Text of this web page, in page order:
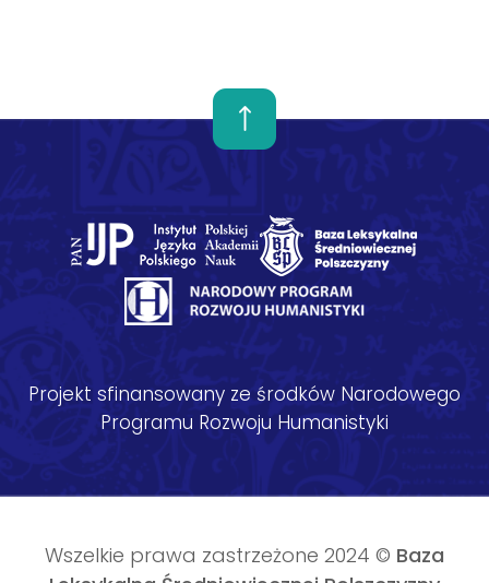
Projekt sfinansowany ze środków Narodowego
Programu Rozwoju Humanistyki
Wszelkie prawa zastrzeżone 2024 © Baza